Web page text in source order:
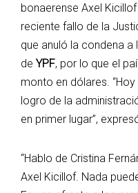
bonaerense Axel
reciente fallo de la
que anuló la condena a
de YPF, por lo que el
monto en dólares.
logro de la
en primer lugar”,
“Hablo de Cristina
Axel Kicillof. Nada